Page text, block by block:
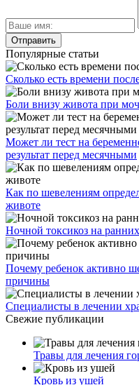
Популярные статьи
Сколько есть времени
Боли внизу живота при
Может ли тест на
результат перед месячными
Как по шевелениям
животе
Ночной токсикоз на
Почему ребенок активно
причины
Специалисты в лечении
Свежие публикации
Травы для лечения
Кровь из ушей